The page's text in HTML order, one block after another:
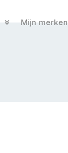
Mijn merken